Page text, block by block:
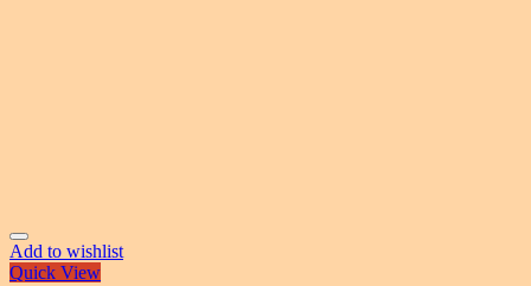
Add to wishlist
Quick View